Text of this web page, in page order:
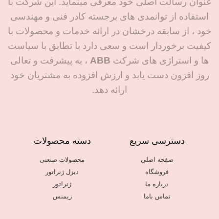
⋅ ورودی‌ها: ۴-۲۰ میلی‌آمپر و وضعیت
⋅ پشتیبانی از ارتباطات دیجیتال و شبکه
صنعتی
ایمنی و تأییدیه‌ها
⋅ ATEX، IECEx، cCSAus،
INMETRO، NEPSI و دیگر
رانش طولانی‌مدت: کمتر از
0.1 کلوین در ساعت
محدوده دمای عملیاتی: 50-
تا 150 درجه سانتی‌گراد
اتصال فرآیند: اتصالات
بهداشتی (Sanitary
Process Connection)
با کارشناسان ما در تماس
استفاده از توانمدی های برجسته کادر فنی و مهندسی
خود ، از سابقه درخشان در ارائه خدمات و محصولات با
کیفیت برخوردار است و سعی دارد با تطابق با سیاست
ها و استراژی های شرکت ABB ، به پیشرفت و تعالی
روز افزون دست یابد و ارزش افزوده به مشتریان خود
ارائه دهد.
دسترسی سریع
صفحه اصلی
فروشگاه
درباره ما
تماس باما
دسته محصولات
محصولات صنعتی
دیزل ژنراتور
ژنراتور
زیمنس